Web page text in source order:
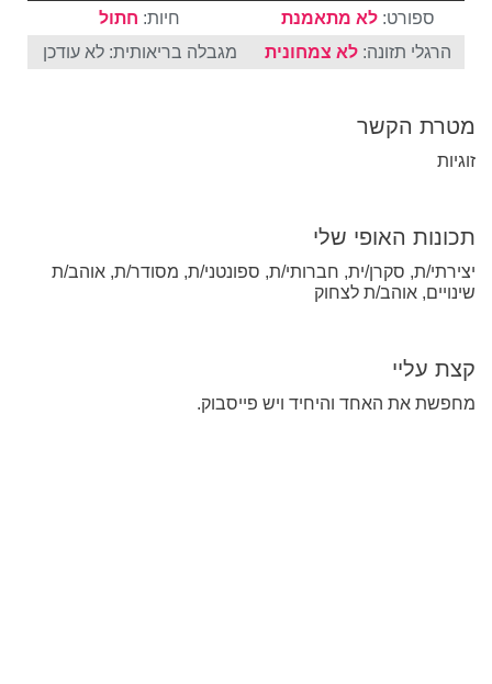
ספורט: לא מתאמנת חיות: חתול
הרגלי תזונה: לא צמחונית מגבלה בריאותית: לא עודכן
מטרת הקשר
זוגיות
תכונות האופי שלי
יצירתי/ת, סקרן/ית, חברותי/ת, ספונטני/ת, מסודר/ת, אוהב/ת
שינויים, אוהב/ת לצחוק
קצת עליי
מחפשת את האחד והיחיד ויש פייסבוק.